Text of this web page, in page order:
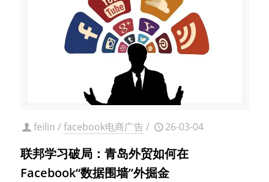
feilin /facebook电商广告 / 26-03-04
联邦学习破局：青岛外贸如何在
Facebook“数据围墙”外掘金